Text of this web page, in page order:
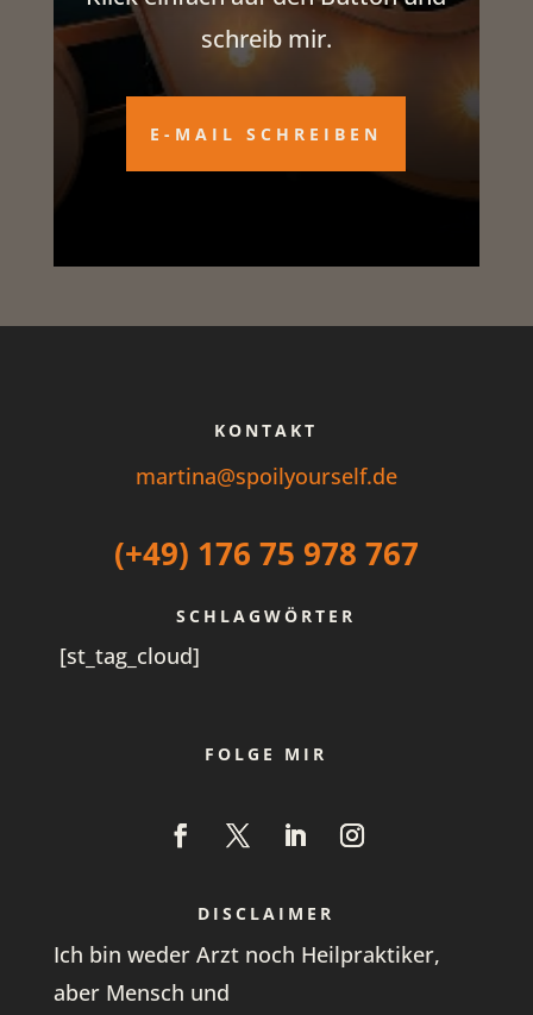
schreib mir.
E-MAIL SCHREIBEN
KONTAKT
martina@spoilyourself.de
(+49) 176 75 978 767
SCHLAGWÖRTER
[st_tag_cloud]
FOLGE MIR
DISCLAIMER
Ich bin weder Arzt noch Heilpraktiker,
aber Mensch und